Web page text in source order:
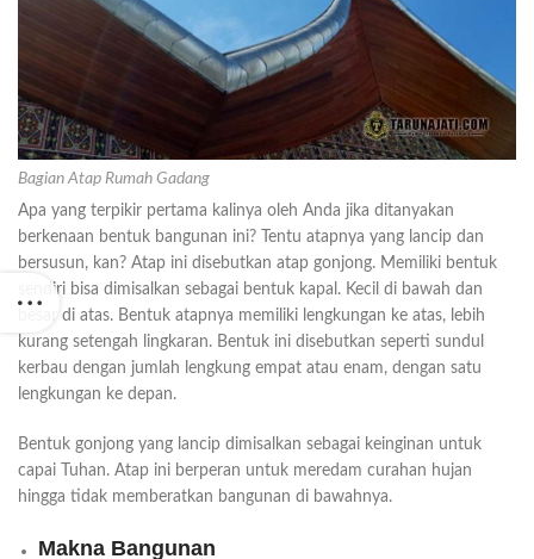
Bagian Atap Rumah Gadang
Apa yang terpikir pertama kalinya oleh Anda jika ditanyakan
berkenaan bentuk bangunan ini? Tentu atapnya yang lancip dan
bersusun, kan? Atap ini disebutkan atap gonjong. Memiliki bentuk
sendiri bisa dimisalkan sebagai bentuk kapal. Kecil di bawah dan
besar di atas. Bentuk atapnya memiliki lengkungan ke atas, lebih
kurang setengah lingkaran. Bentuk ini disebutkan seperti sundul
kerbau dengan jumlah lengkung empat atau enam, dengan satu
lengkungan ke depan.
Bentuk gonjong yang lancip dimisalkan sebagai keinginan untuk
capai Tuhan. Atap ini berperan untuk meredam curahan hujan
hingga tidak memberatkan bangunan di bawahnya.
Makna Bangunan